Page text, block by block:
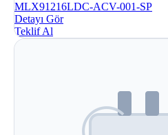
MLX91216LDC-ACV-001-SP
Detayı Gör
Teklif Al